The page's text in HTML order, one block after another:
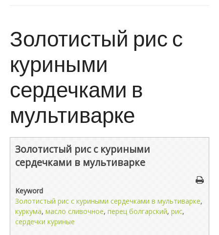
Золотистый рис с
куриными
сердечками в
мультиварке
Золотистый рис с куриными
сердечками в мультиварке
Keyword
Золотистый рис с куриными сердечками в мультиварке,
куркума, масло сливочное, перец болгарский, рис,
сердечки куриные